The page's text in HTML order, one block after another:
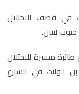
في قصف الاحتلال
لبنان.
طائرة مسيرة للاحتلال
في الشارع